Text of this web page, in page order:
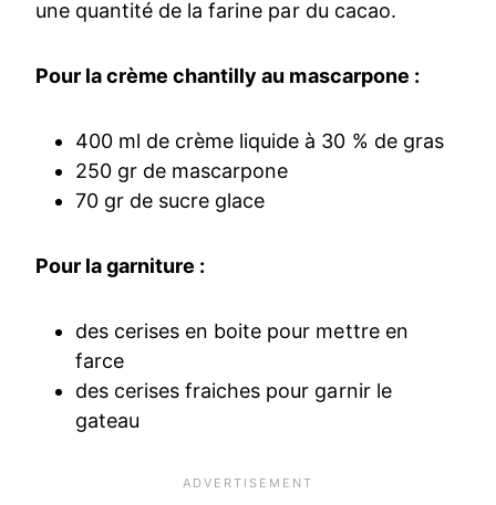
une quantité de la farine par du cacao.
Pour la crème chantilly au mascarpone :
400 ml de crème liquide à 30 % de gras
250 gr de mascarpone
70 gr de sucre glace
Pour la garniture :
des cerises en boite pour mettre en
farce
des cerises fraiches pour garnir le
gateau